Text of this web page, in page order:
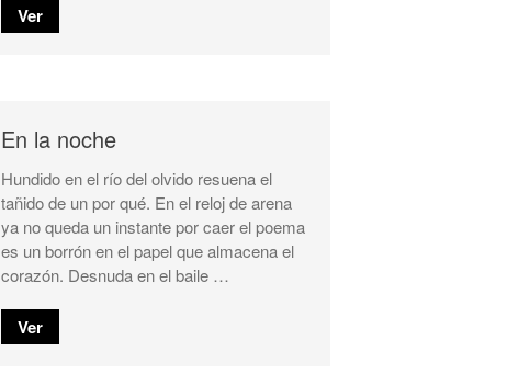
Ver
En la noche
Hundido en el río del olvido resuena el
tañido de un por qué. En el reloj de arena
ya no queda un instante por caer el poema
es un borrón en el papel que almacena el
corazón. Desnuda en el baile …
Ver